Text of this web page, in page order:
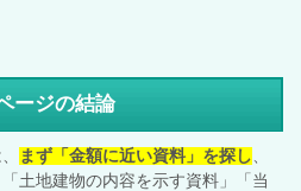
ージの結論
まず「金額に近い資料」を探し
土地建物の内容を示す資料」「当